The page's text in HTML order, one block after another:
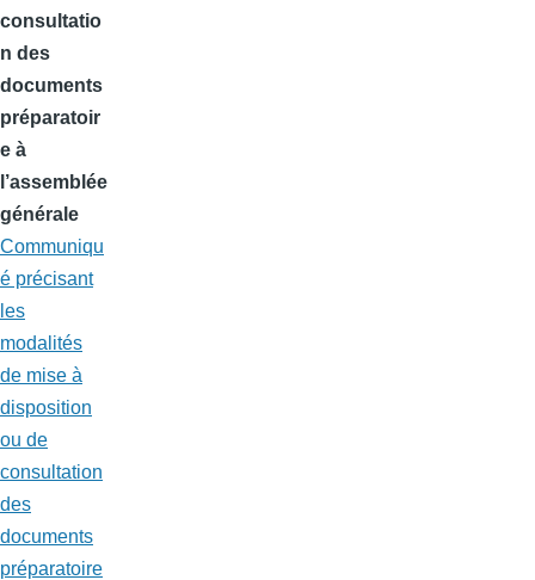
consultatio
n des
documents
préparatoir
e à
l’assemblée
générale
Communiqu
é précisant
les
modalités
de mise à
disposition
ou de
consultation
des
documents
préparatoire